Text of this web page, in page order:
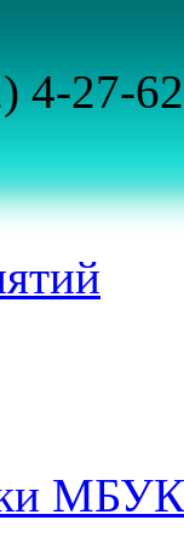
4-27-62